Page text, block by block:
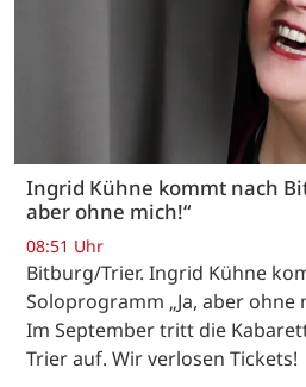
Ingrid Kühne kommt nach
aber ohne mich!“
08:51 Uhr
Bitburg/Trier. Ingrid Kühne
Soloprogramm „Ja, aber ohne
Im September tritt die
Trier auf. Wir verlosen Tickets!